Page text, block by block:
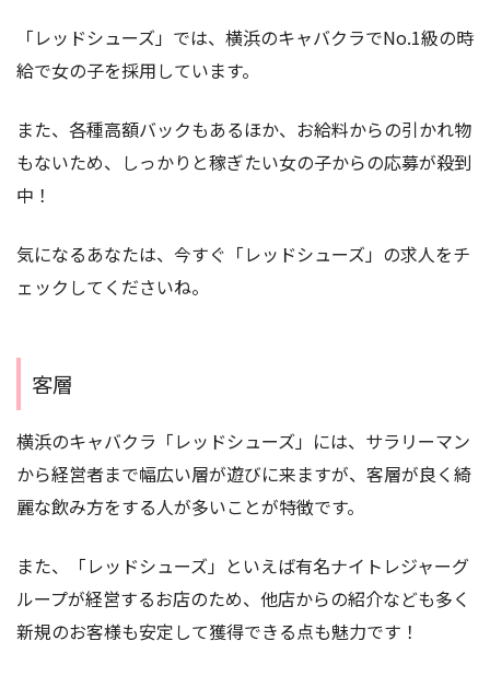
「レッドシューズ」では、横浜のキャバクラでNo.1級の時
給で女の子を採用しています。
また、各種高額バックもあるほか、お給料からの引かれ物
もないため、しっかりと稼ぎたい女の子からの応募が殺到
中！
気になるあなたは、今すぐ「レッドシューズ」の求人をチ
ェックしてくださいね。
客層
横浜のキャバクラ「レッドシューズ」には、サラリーマン
から経営者まで幅広い層が遊びに来ますが、客層が良く綺
麗な飲み方をする人が多いことが特徴です。
また、「レッドシューズ」といえば有名ナイトレジャーグ
ループが経営するお店のため、他店からの紹介なども多く
新規のお客様も安定して獲得できる点も魅力です！